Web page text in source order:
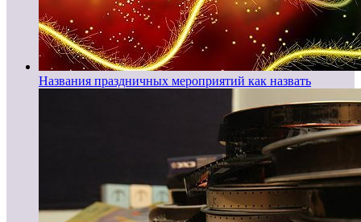
Названия праздничных мероприятий как назвать